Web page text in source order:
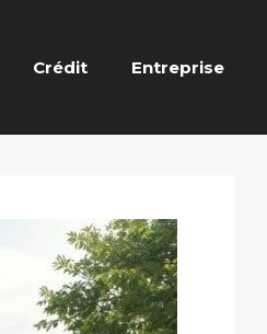
Crédit Entreprise